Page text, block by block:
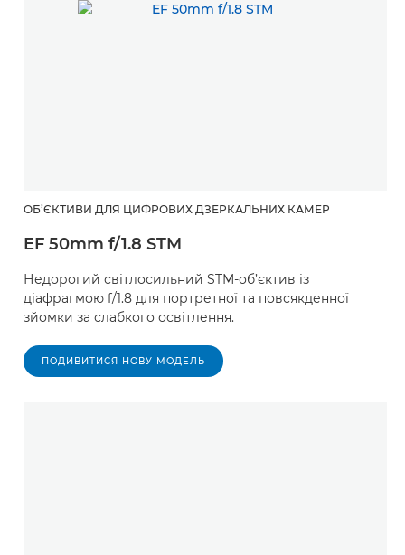
ОБ’ЄКТИВИ ДЛЯ ЦИФРОВИХ ДЗЕРКАЛЬНИХ КАМЕР
EF 50mm f/1.8 STM
Недорогий світлосильний STM-об’єктив із
діафрагмою f/1.8 для портретної та повсякденної
зйомки за слабкого освітлення.
ПОДИВИТИСЯ НОВУ МОДЕЛЬ